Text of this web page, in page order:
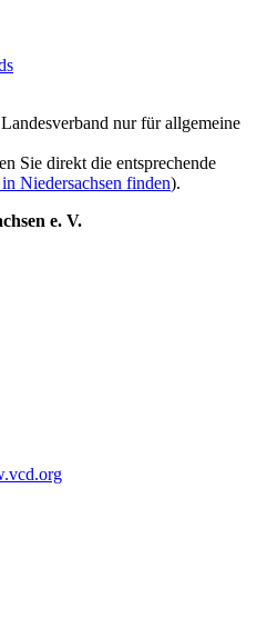
nur für allgemeine
Sie direkt die entsprechende
Niedersachsen finden).
e. V.